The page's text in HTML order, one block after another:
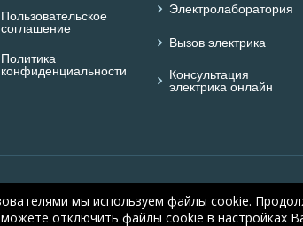
Пользовательское
соглашение
Политика
конфиденциальности
Электролаборатория
Вызов электрика
Консультация
электрика онлайн
electric.ru,
мы используем файлы cookie.
отключить файлы cookie в настройках